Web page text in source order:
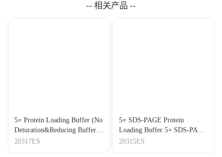
-- 相关产品 --
5× Protein Loading Buffer (No
Deturation&Reducing Buffer)
5× 非变性非还原蛋白上样缓
20317ES
5× SDS-PAGE Protein
Loading Buffer 5× SDS-PAGE
蛋白上样缓冲液
20315ES